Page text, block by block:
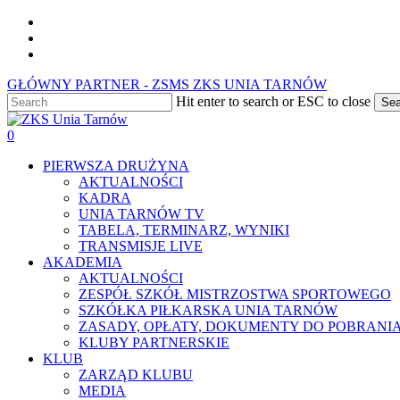
Skip
main
GŁÓWNY PARTNER - ZSMS ZKS UNIA TARNÓW
Hit enter to search or ESC to close
Close
Search
0
PIERWSZA DRUŻYNA
AKTUALNOŚCI
KADRA
UNIA TARNÓW TV
TABELA, TERMINARZ, WYNIKI
TRANSMISJE LIVE
AKADEMIA
AKTUALNOŚCI
ZESPÓŁ SZKÓŁ MISTRZOSTWA SPORTOWEGO
SZKÓŁKA PIŁKARSKA UNIA TARNÓW
ZASADY, OPŁATY, DOKUMENTY DO POBRANIA
KLUBY PARTNERSKIE
KLUB
ZARZĄD KLUBU
MEDIA